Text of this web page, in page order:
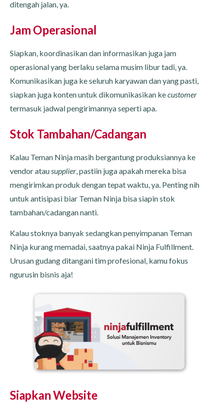
ditengah jalan, ya.
Jam Operasional
Siapkan, koordinasikan dan informasikan juga jam
operasional yang berlaku selama musim libur tadi, ya.
Komunikasikan juga ke seluruh karyawan dan yang pasti,
siapkan juga konten untuk dikomunikasikan kecustomer
termasuk jadwal pengirimannya seperti apa.
Stok Tambahan/Cadangan
Kalau Teman Ninja masih bergantung produksiannya ke
vendor atausupplier, pastiin juga apakah mereka bisa
mengirimkan produk dengan tepat waktu, ya. Penting nih
untuk antisipasi biar Teman Ninja bisa siapin stok
tambahan/cadangan nanti.
Kalau stoknya banyak sedangkan penyimpanan Teman
Ninja kurang memadai, saatnya pakai Ninja Fulfillment.
Urusan gudang ditangani tim profesional, kamu fokus
ngurusin bisnis aja!
Siapkan Website